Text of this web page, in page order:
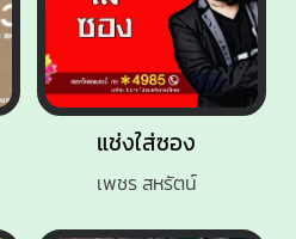
แช่งใส่ซอง
เพชร สหรัตน์